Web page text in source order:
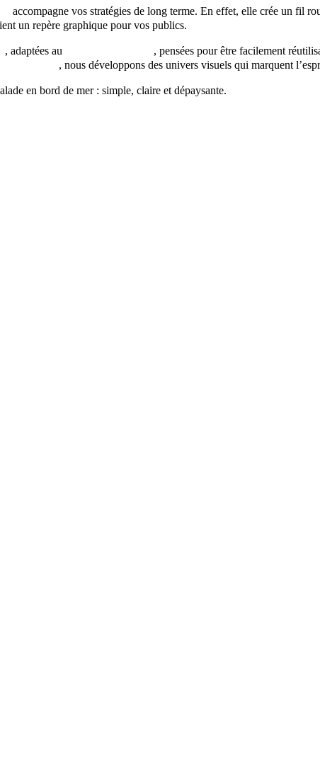
accompagne vos stratégies de long terme. En effet, elle crée un fil
un repère graphique pour vos publics.
, adaptées au , pensées pour être facilement
, nous développons des univers visuels qui marquent
en bord de mer : simple, claire et dépaysante.